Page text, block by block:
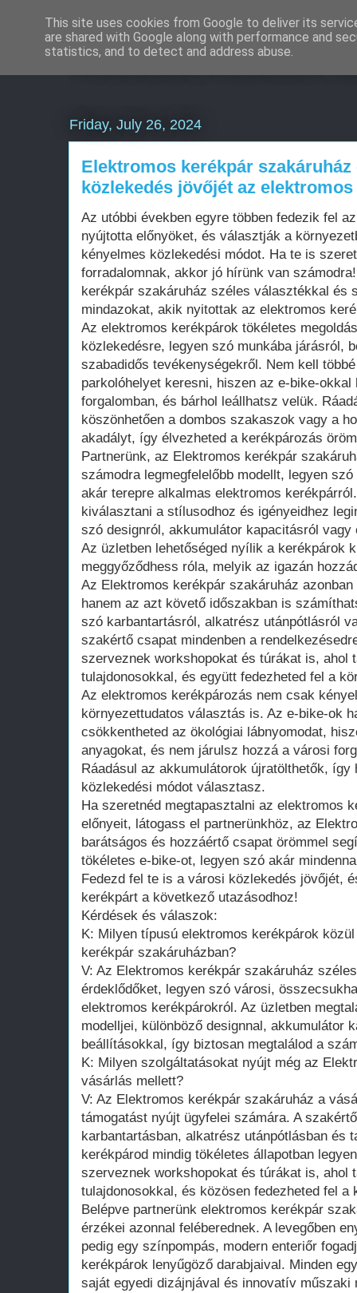
Weboldal készítés
Friday, July 26, 2024
Elektromos kerékpár szakáruház
közlekedés jövőjét az
Az utóbbi években egyre többen fedezik fel
nyújtotta előnyöket, és választják a
kényelmes közlekedési módot. Ha te is
forradalomnak, akkor jó hírünk van
kerékpár szakáruház széles választékkal és
mindazokat, akik nyitottak az elektromos
Az elektromos kerékpárok tökéletes
közlekedésre, legyen szó munkába járásról,
szabadidős tevékenységekről. Nem kell
parkolóhelyet keresni, hiszen az e-bike-okkal
forgalomban, és bárhol leállhatsz velük.
köszönhetően a dombos szakaszok vagy a
akadályt, így élvezheted a kerékpározás
Partnerünk, az Elektromos kerékpár
számodra legmegfelelőbb modellt, legyen
akár terepre alkalmas elektromos
kiválasztani a stílusodhoz és igényeidhez
szó designról, akkumulátor kapacitásról
Az üzletben lehetőséged nyílik a kerékpárok
meggyőződhess róla, melyik az igazán
Az Elektromos kerékpár szakáruház
hanem az azt követő időszakban is
szó karbantartásról, alkatrész utánpótlásról
szakértő csapat mindenben a
szerveznek workshopokat és túrákat is, ahol
tulajdonosokkal, és együtt fedezheted fel a
Az elektromos kerékpározás nem csak
környezettudatos választás is. Az e-bike-ok
csökkentheted az ökológiai lábnyomodat,
anyagokat, és nem járulsz hozzá a városi
Ráadásul az akkumulátorok újratölthetők,
közlekedési módot választasz.
Ha szeretnéd megtapasztalni az elektromos
előnyeit, látogass el partnerünkhöz, az
barátságos és hozzáértő csapat örömmel
tökéletes e-bike-ot, legyen szó akár
Fedezd fel te is a városi közlekedés jövőjét,
kerékpárt a következő utazásodhoz!
Kérdések és válaszok:
K: Milyen típusú elektromos kerékpárok
kerékpár szakáruházban?
V: Az Elektromos kerékpár szakáruház
érdeklődőket, legyen szó városi,
elektromos kerékpárokról. Az üzletben
modelljei, különböző designnal, akkumulátor
beállításokkal, így biztosan megtalálod a
K: Milyen szolgáltatásokat nyújt még az
vásárlás mellett?
V: Az Elektromos kerékpár szakáruház a
támogatást nyújt ügyfelei számára. A
karbantartásban, alkatrész utánpótlásban és
kerékpárod mindig tökéletes állapotban
szerveznek workshopokat és túrákat is, ahol
tulajdonosokkal, és közösen fedezheted fel a
Belépve partnerünk elektromos kerékpár
érzékei azonnal feléberednek. A levegőben
pedig egy színpompás, modern enteriőr
kerékpárok lenyűgöző darabjaival. Minden
saját egyedi dizájnjával és innovatív műszaki
This site uses cookies from Google to deliver its
are shared with Google along with performance and
statistics, and to detect and address abuse.